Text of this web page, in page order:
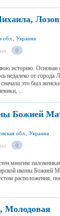
обл., Украина
0
историю. Основан
недалеко от города
это был
...
Божией
обл., Украина
0
многим
иконы Божией
расположения,
Молодовая